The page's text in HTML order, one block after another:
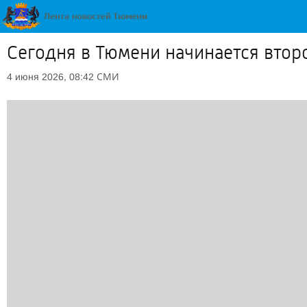
Сегодня в Тюмени начинается
4 июня 2026, 08:42 СМИ